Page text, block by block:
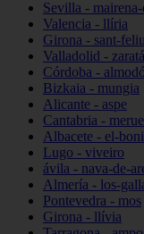
Sevilla -
Valencia - llíria
Girona - sant-
Valladolid -
Córdoba -
Bizkaia - mungia
Alicante - aspe
Cantabria -
Albacete - el-
Lugo - viveiro
ávila - nava-de-
Almería - los-
Pontevedra - mos
Girona - llívia